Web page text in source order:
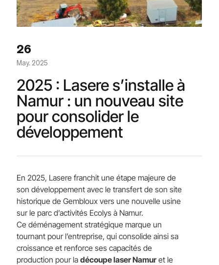
26
May. 2025
2025 : Lasere s’installe à
Namur : un nouveau site
pour consolider le
développement
En 2025, Lasere franchit une étape majeure de
son développement avec le transfert de son site
historique de Gembloux vers une nouvelle usine
sur le parc d’activités Ecolys à Namur.
Ce déménagement stratégique marque un
tournant pour l’entreprise, qui consolide ainsi sa
croissance et renforce ses capacités de
production pour ladécoupe laser Namur et le